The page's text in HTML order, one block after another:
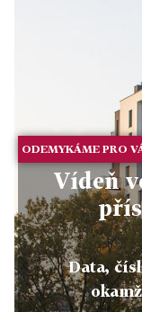
ODEMYKÁME PRO
Vídeň
Data,